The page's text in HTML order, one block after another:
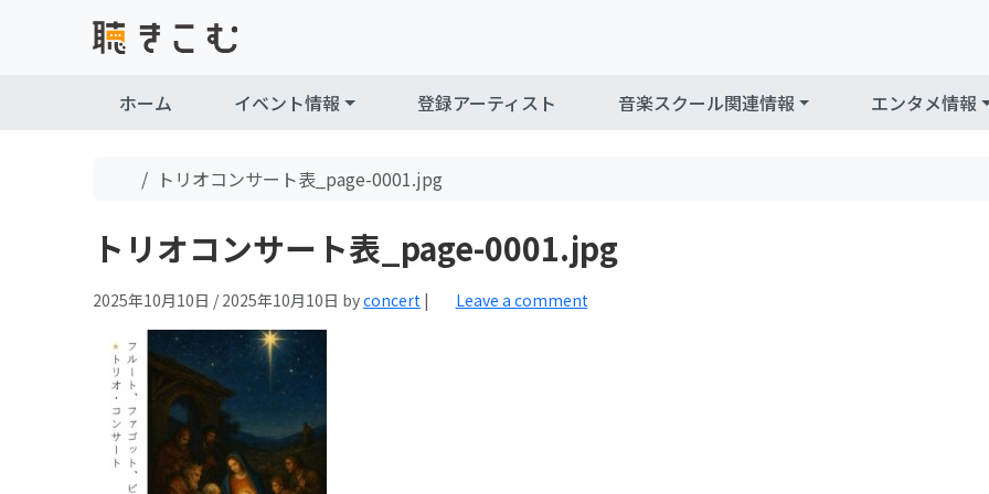
ホーム イベント情報 登録アーティスト 音楽スクール関連情報 エンタメ情報
Homeトリオコンサート表_page-0001.jpg
トリオコンサート表_page-0001.jpg
2025年10月10日 / 2025年10月10日 byconcert | Leave a comment